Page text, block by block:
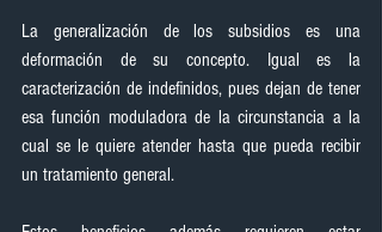
La generalización de los subsidios es una
deformación de su concepto. Igual es la
caracterización de indefinidos, pues dejan de tener
esa función moduladora de la circunstancia a la
cual se le quiere atender hasta que pueda recibir
un tratamiento general.